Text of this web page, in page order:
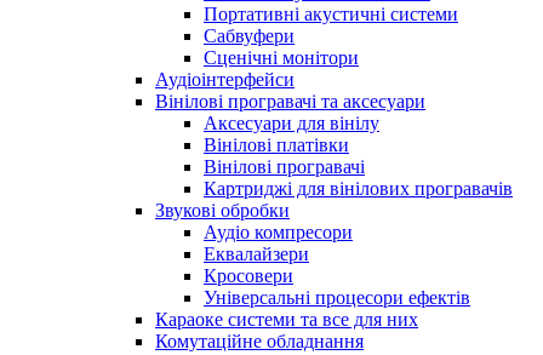
Портативні акустичні системи
Сабвуфери
Сценічні монітори
Аудіоінтерфейси
Вінілові програвачі та аксесуари
Аксесуари для вінілу
Вінілові платівки
Вінілові програвачі
Картриджі для вінілових програвачів
Звукові обробки
Аудіо компресори
Еквалайзери
Кросовери
Універсальні процесори ефектів
Караоке системи та все для них
Комутаційне обладнання